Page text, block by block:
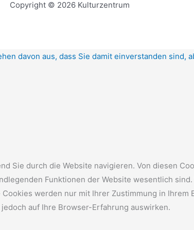
Copyright © 2026 Kulturzentrum
davon aus, dass Sie damit einverstanden sind,
Sie durch die Website navigieren. Von diesen
Funktionen der Website wesentlich
werden nur mit Ihrer Zustimmung in
auf Ihre Browser-Erfahrung auswirken.